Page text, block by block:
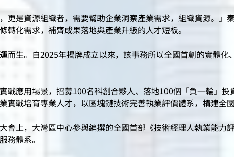
是資源組織者，需要幫助企業洞察產業需求，組織資源。」
轉化需求，補齊成果落地與產業升級的人才短板。
生。自2025年揭牌成立以來，該事務所以全國首創的實體化
應用場景，招募100名科創合夥人、落地100個「負一輪」投
實戰培育專業人才，以區塊鏈技術完善執業評價體系，構建全
上，大灣區中心參與編撰的全國首部《技術經理人執業能力
務體系。